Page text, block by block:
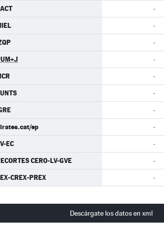
-
-
-
-
-
-
-
ep -
EC -
CERO-LV-GVE -
CREX-PREX -
Descárgate los datos en xml